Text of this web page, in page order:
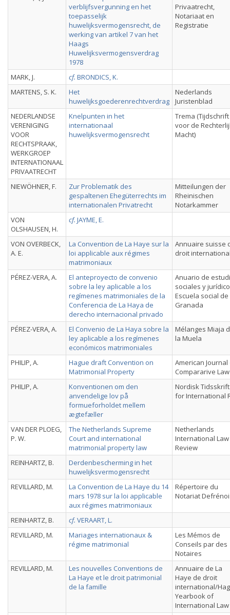
verblijfsvergunning en het
toepasselijk
huwelijksvermogensrecht, de
werking van artikel 7 van het
Haags
Huwelijksvermogensverdrag
1978
Privaatrecht,
Notariaat en
Registratie
MARK, J. cf. BRONDICS, K.
MARTENS, S. K.
Het
huwelijksgoederenrechtverdrag
Nederlands
Juristenblad
NEDERLANDSE
VERENIGING
VOOR
RECHTSPRAAK,
WERKGROEP
INTERNATIONAAL
PRIVAATRECHT
Knelpunten in het
internationaal
huwelijksvermogensrecht
Trema (Tijdschrift
voor de
Macht)
NIEWÖHNER, F.
Zur Problematik des
gespaltenen Ehegüterrechts im
internationalen Privatrecht
Mitteilungen der
Rheinischen
Notarkammer
VON
OLSHAUSEN, H.
cf. JAYME, E.
VON OVERBECK,
A. E.
La Convention de La Haye sur la
loi applicable aux régimes
matrimoniaux
Annuaire suisse
droit
PÉREZ-VERA, A.
El anteproyecto de convenio
sobre la ley aplicable a los
regímenes matrimoniales de la
Conferencia de La Haya de
derecho internacional privado
Anuario de
sociales y
Escuela social de
Granada
PÉREZ-VERA, A.
El Convenio de La Haya sobre la
ley aplicable a los regímenes
económicos matrimoniales
Mélanges Miaja
la Muela
PHILIP, A.
Hague draft Convention on
Matrimonial Property
American
Compararive Law
PHILIP, A.
Konventionen om den
anvendelige lov på
formueforholdet mellem
ægtefæller
Nordisk Tidsskrift
for International
VAN DER PLOEG,
P. W.
The Netherlands Supreme
Court and international
matrimonial property law
Netherlands
International Law
Review
REINHARTZ, B.
Derdenbescherming in het
huwelijksvermogensrecht
REVILLARD, M.
La Convention de La Haye du 14
mars 1978 sur la loi applicable
aux régimes matrimoniaux
Répertoire du
Notariat
REINHARTZ, B. cf. VERAART, L.
REVILLARD, M.
Mariages internationaux &
régime matrimonial
Les Mémos de
Conseils par des
Notaires
REVILLARD, M.
Les nouvelles Conventions de
La Haye et le droit patrimonial
de la famille
Annuaire de La
Haye de droit
international/
Yearbook of
International Law